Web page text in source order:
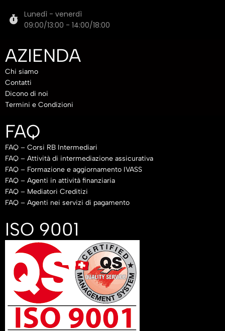
Lunedì - venerdì
09:00/13:00 - 14:00/18:00
AZIENDA
Chi siamo
Contatti
Dicono di noi
Termini e Condizioni
FAQ
FAQ – Corsi RB Intermediari
FAQ – Attività di intermediazione assicurativa
FAQ – Formazione e aggiornamento IVASS
FAQ – Agenti in attività finanziaria
FAQ – Mediatori Creditizi
FAQ – Agenti nei servizi di pagamento
ISO 9001